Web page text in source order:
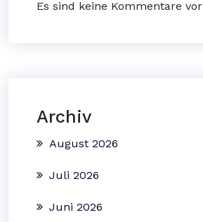
Es sind keine Kommentare
Archiv
August 2026
Juli 2026
Juni 2026